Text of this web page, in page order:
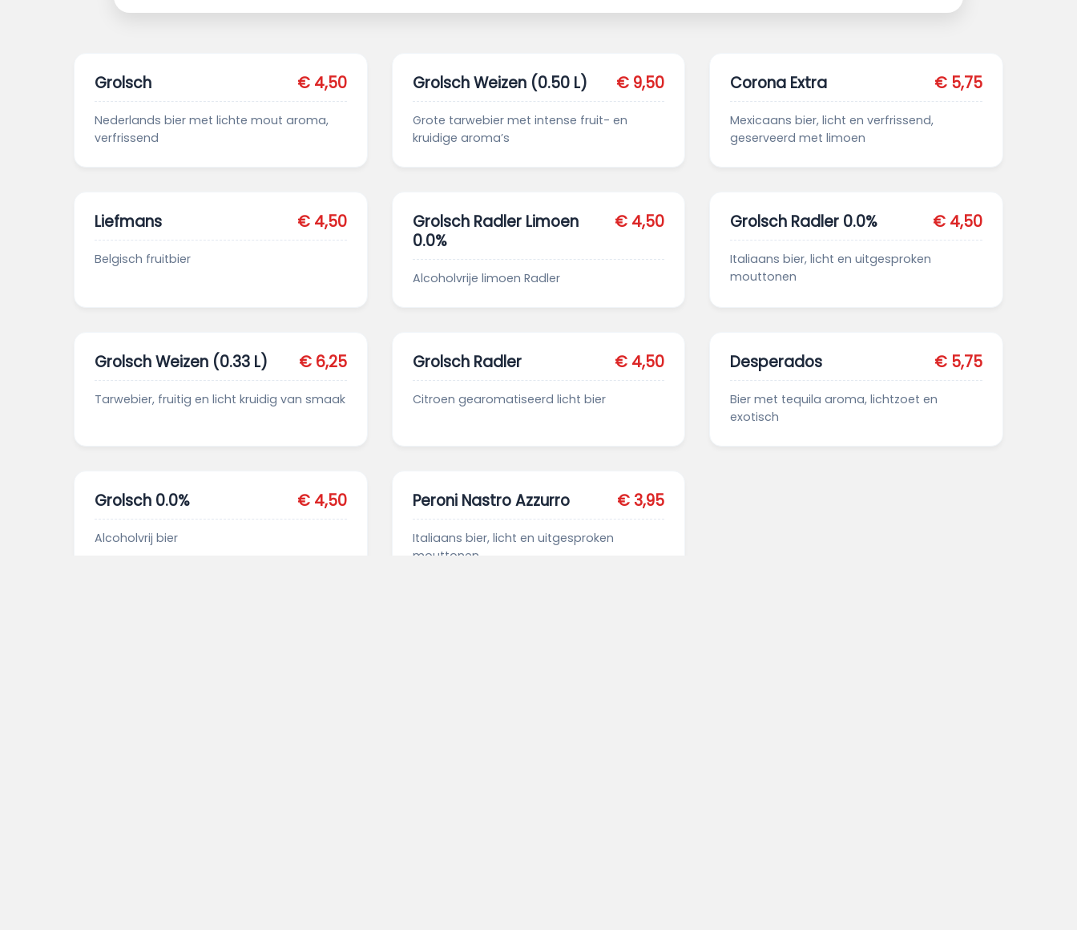
Grolsch € 4,50
Nederlands bier met lichte mout aroma,
verfrissend
Grolsch Weizen (0.50 L) € 9,50
Grote tarwebier met intense fruit- en
kruidige aroma’s
Corona Extra € 5,75
Mexicaans bier, licht en verfrissend,
geserveerd met limoen
Liefmans € 4,50
Belgisch fruitbier
Grolsch Radler Limoen
0.0%
€ 4,50
Alcoholvrije limoen Radler
Grolsch Radler 0.0% € 4,50
Italiaans bier, licht en uitgesproken
mouttonen
Grolsch Weizen (0.33 L) € 6,25
Tarwebier, fruitig en licht kruidig van smaak
Grolsch Radler € 4,50
Citroen gearomatiseerd licht bier
Desperados € 5,75
Bier met tequila aroma, lichtzoet en
exotisch
Grolsch 0.0% € 4,50
Alcoholvrij bier
Peroni Nastro Azzurro € 3,95
Italiaans bier, licht en uitgesproken
mouttonen